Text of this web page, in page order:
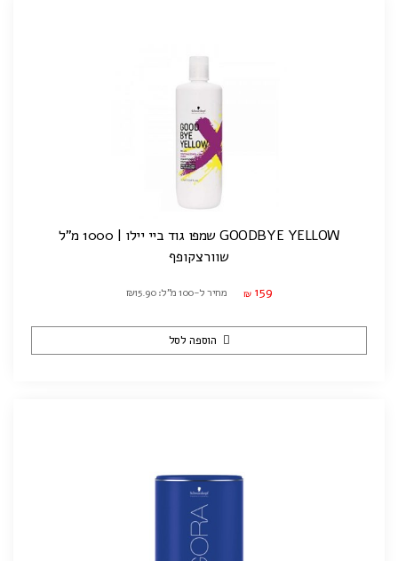
GOODBYE YELLOW שמפו גוד ביי יילו | 1000 מ"ל
שוורצקופף
₪ 159 מחיר ל-100 מ"ל: ₪15.90
הוספה לסל